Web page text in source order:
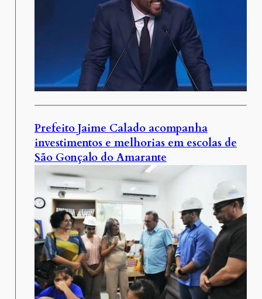
Prefeito Jaime Calado acompanha
investimentos e melhorias em escolas de
São Gonçalo do Amarante